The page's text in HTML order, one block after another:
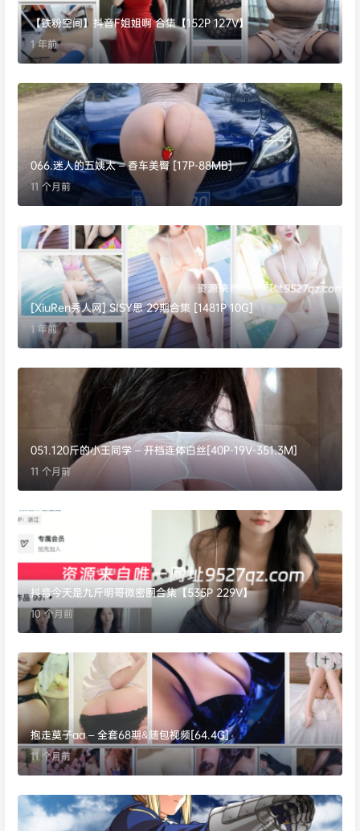
【铁粉空间】抖音F姐姐啊 合集【152P 127V】
1 年前
066.迷人的五姨太 – 香车美臀 [17P-88MB]
11 个月前
[XiuRen秀人网] SISY思 29期合集 [1481P 10G]
1 年前
051.120斤的小王同学 – 开档连体白丝[40P-19V-351.3M]
11 个月前
抖音今天是九斤明哥微密圈合集【535P 229V】
10 个月前
抱走莫子aa – 全套68期&随包视频[64.4G]
11 个月前